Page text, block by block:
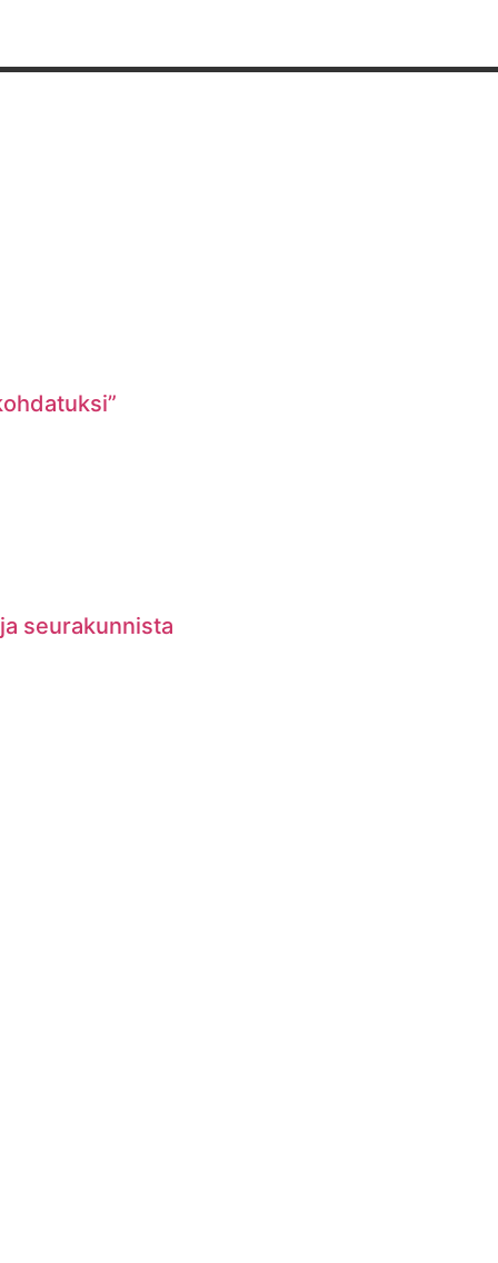
seurakunnista